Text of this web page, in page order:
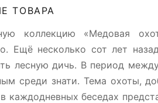
ТОВАРА
коллекцию «Медовая
Ещё несколько сот лет
лесную дичь. В период
среди знати. Тема охоты,
в каждодневных беседах